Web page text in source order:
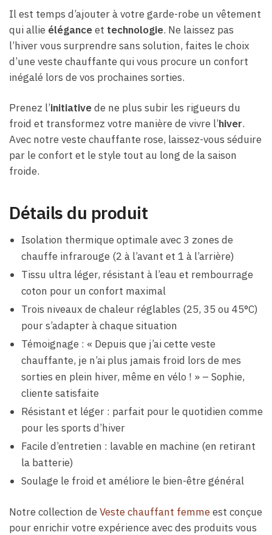
Il est temps d’ajouter à votre garde-robe un vêtement
qui allie éléganceet technologie. Ne laissez pas
l’hiver vous surprendre sans solution, faites le choix
d’une veste chauffante qui vous procure un confort
inégalé lors de vos prochaines sorties.
Prenez l’initiativede ne plus subir les rigueurs du
froid et transformez votre manière de vivre l’hiver.
Avec notre veste chauffante rose, laissez-vous séduire
par le confort et le style tout au long de la saison
froide.
Détails du produit
Isolation thermique optimale avec 3 zones de
chauffe infrarouge (2 à l’avant et 1 à l’arrière)
Tissu ultra léger, résistant à l’eau et rembourrage
coton pour un confort maximal
Trois niveaux de chaleur réglables (25, 35 ou 45°C)
pour s’adapter à chaque situation
Témoignage : « Depuis que j’ai cette veste
chauffante, je n’ai plus jamais froid lors de mes
sorties en plein hiver, même en vélo ! » – Sophie,
cliente satisfaite
Résistant et léger : parfait pour le quotidien comme
pour les sports d’hiver
Facile d’entretien : lavable en machine (en retirant
la batterie)
Soulage le froid et améliore le bien-être général
Notre collection deVeste chauffant femmeest conçue
pour enrichir votre expérience avec des produits vous